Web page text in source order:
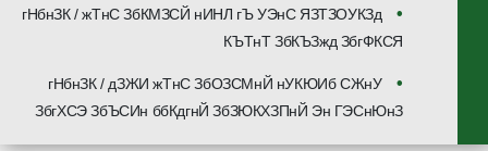
гНбнЗК / жТнС ЗбКМЗСЙ нИНЛ гЪ УЭнС ЯЗТЗОУКЗд
КЪТнТ ЗбКЪЗжд ЗбгФКСЯ
гНбнЗК / дЗЖИ жТнС ЗбОЗСМнЙ нУКЮИб СЖнУ
ЗбгХСЭ ЗбЪСИн ббКдгнЙ ЗбЗЮКХЗПнЙ Эн ГЭСнЮнЗ